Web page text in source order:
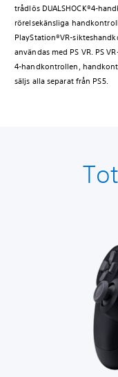
trådlös DUALSHOCK®4-
rörelsekänsliga
PlayStation®VR-
användas med PS VR. PS
4-handkontrollen,
säljs alla separat från PS5.